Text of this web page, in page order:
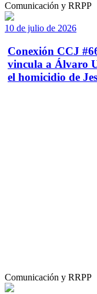
Comunicación y RRPP
10 de julio de 2026
Conexión CCJ
vincula a Álvaro
el homicidio de
Comunicación y RRPP